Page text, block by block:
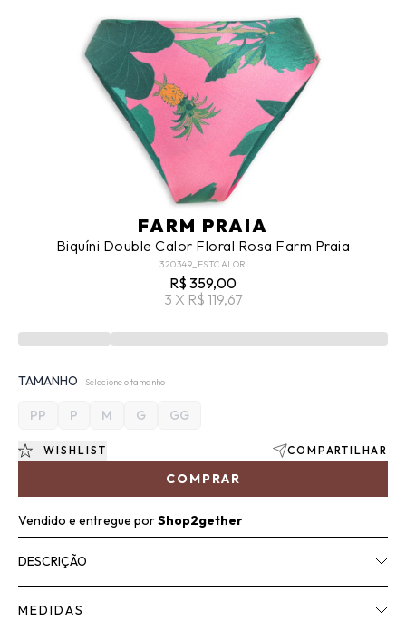
FARM PRAIA
Biquíni Double Calor Floral Rosa Farm Praia
320349_ESTCALOR
R$ 359,00
3 X R$ 119,67
TAMANHO Selecione o tamanho
PP P M G GG
COMPRAR
WISHLIST COMPARTILHAR
Vendido e entregue porShop2gether
DESCRIÇÃO
MEDIDAS